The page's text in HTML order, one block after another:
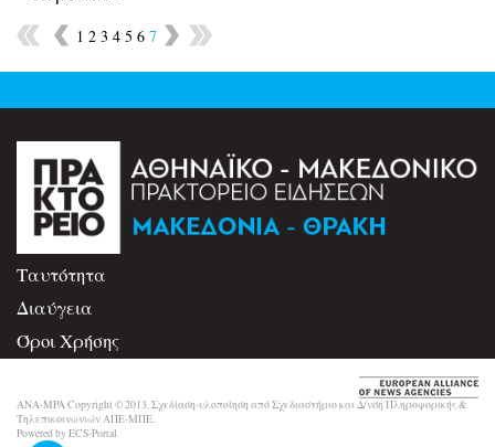
1 2 3 4 5 6 7
Ταυτότητα
Διαύγεια
Όροι Χρήσης
ANA-MPA Copyright © 2013. Σχεδίαση-υλοποίηση από Σχεδιαστήριο και Δ/νση Πληροφορικής &
Τηλεπικοινωνιών ΑΠΕ-ΜΠΕ.
Powered by ECS-Portal